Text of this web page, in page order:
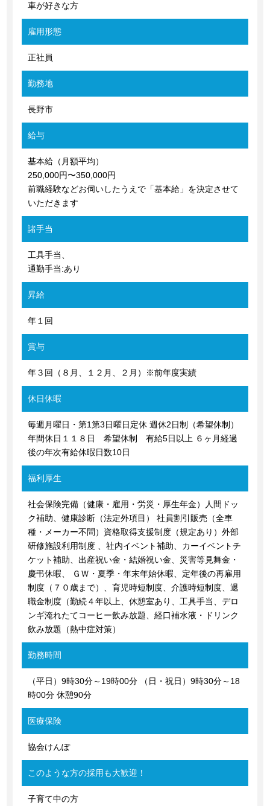
車が好きな方
雇用形態
正社員
勤務地
長野市
給与
基本給（月額平均）
250,000円〜350,000円
前職経験などお伺いしたうえで「基本給」を決定させて
いただきます
諸手当
工具手当、
通勤手当:あり
昇給
年１回
賞与
年３回（８月、１２月、２月）※前年度実績
休日休暇
毎週月曜日・第1第3日曜日定休 週休2日制（希望休制）
年間休日１１８日 希望休制 有給5日以上 ６ヶ月経過
後の年次有給休暇日数10日
福利厚生
社会保険完備（健康・雇用・労災・厚生年金）人間ドッ
ク補助、健康診断（法定外項目） 社員割引販売（全車
種・メーカー不問）資格取得支援制度（規定あり）外部
研修施設利用制度 、社内イベント補助、カーイベントチ
ケット補助、出産祝い金・結婚祝い金、災害等見舞金・
慶弔休暇、 ＧＷ・夏季・年末年始休暇、定年後の再雇用
制度（７０歳まで）、育児時短制度、介護時短制度、退
職金制度（勤続４年以上、休憩室あり、工具手当、デロ
ンギ淹れたてコーヒー飲み放題、経口補水液・ドリンク
飲み放題（熱中症対策）
勤務時間
（平日）9時30分～19時00分 （日・祝日）9時30分～18
時00分 休憩90分
医療保険
協会けんぽ
このような方の採用も大歓迎！
子育て中の方